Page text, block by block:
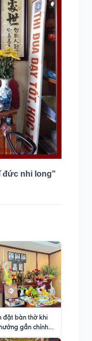
đức nhi long"
đặt bàn thờ khi
gần chính